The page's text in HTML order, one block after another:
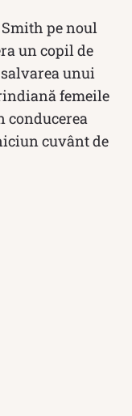
pe noul
un copil de
unui
femeile
conducerea
cuvânt de